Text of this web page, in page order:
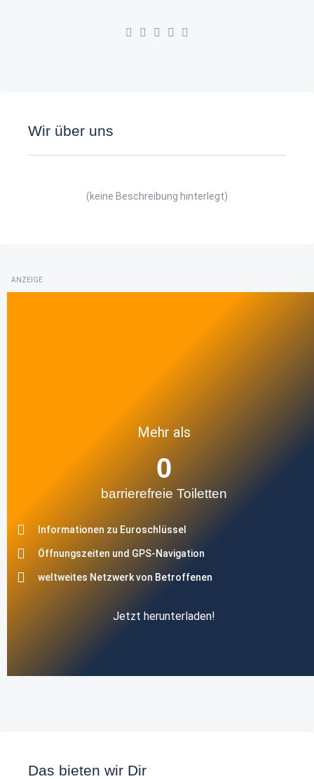
Wir über uns
(keine Beschreibung hinterlegt)
ANZEIGE
Mehr als
barrierefreie Toiletten
0
Informationen zu Euroschlüssel
Öffnungszeiten und GPS-Navigation
weltweites Netzwerk von Betroffenen
Jetzt herunterladen!
Das bieten wir Dir